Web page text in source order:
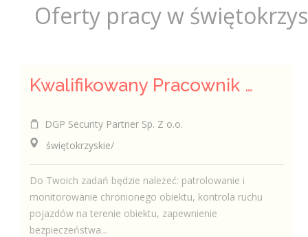
Oferty pracy w
Kwalifikowany Pracownik / Kwalifikowana Pracowniczka Ochrony
DGP Security Partner Sp. Z o.o.
świętokrzyskie/
Do Twoich zadań będzie należeć: patrolowanie i
monitorowanie chronionego obiektu, kontrola ruchu
pojazdów na terenie obiektu, zapewnienie
bezpieczeństwa...